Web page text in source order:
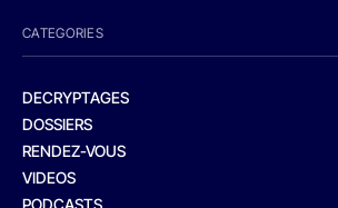
CATEGORIES
DECRYPTAGES
DOSSIERS
RENDEZ-VOUS
VIDEOS
PODCASTS